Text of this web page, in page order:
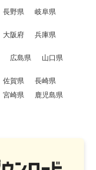
長野県 岐阜県
大阪府 兵庫県
広島県 山口県
佐賀県
長崎県
宮崎県
鹿児島県